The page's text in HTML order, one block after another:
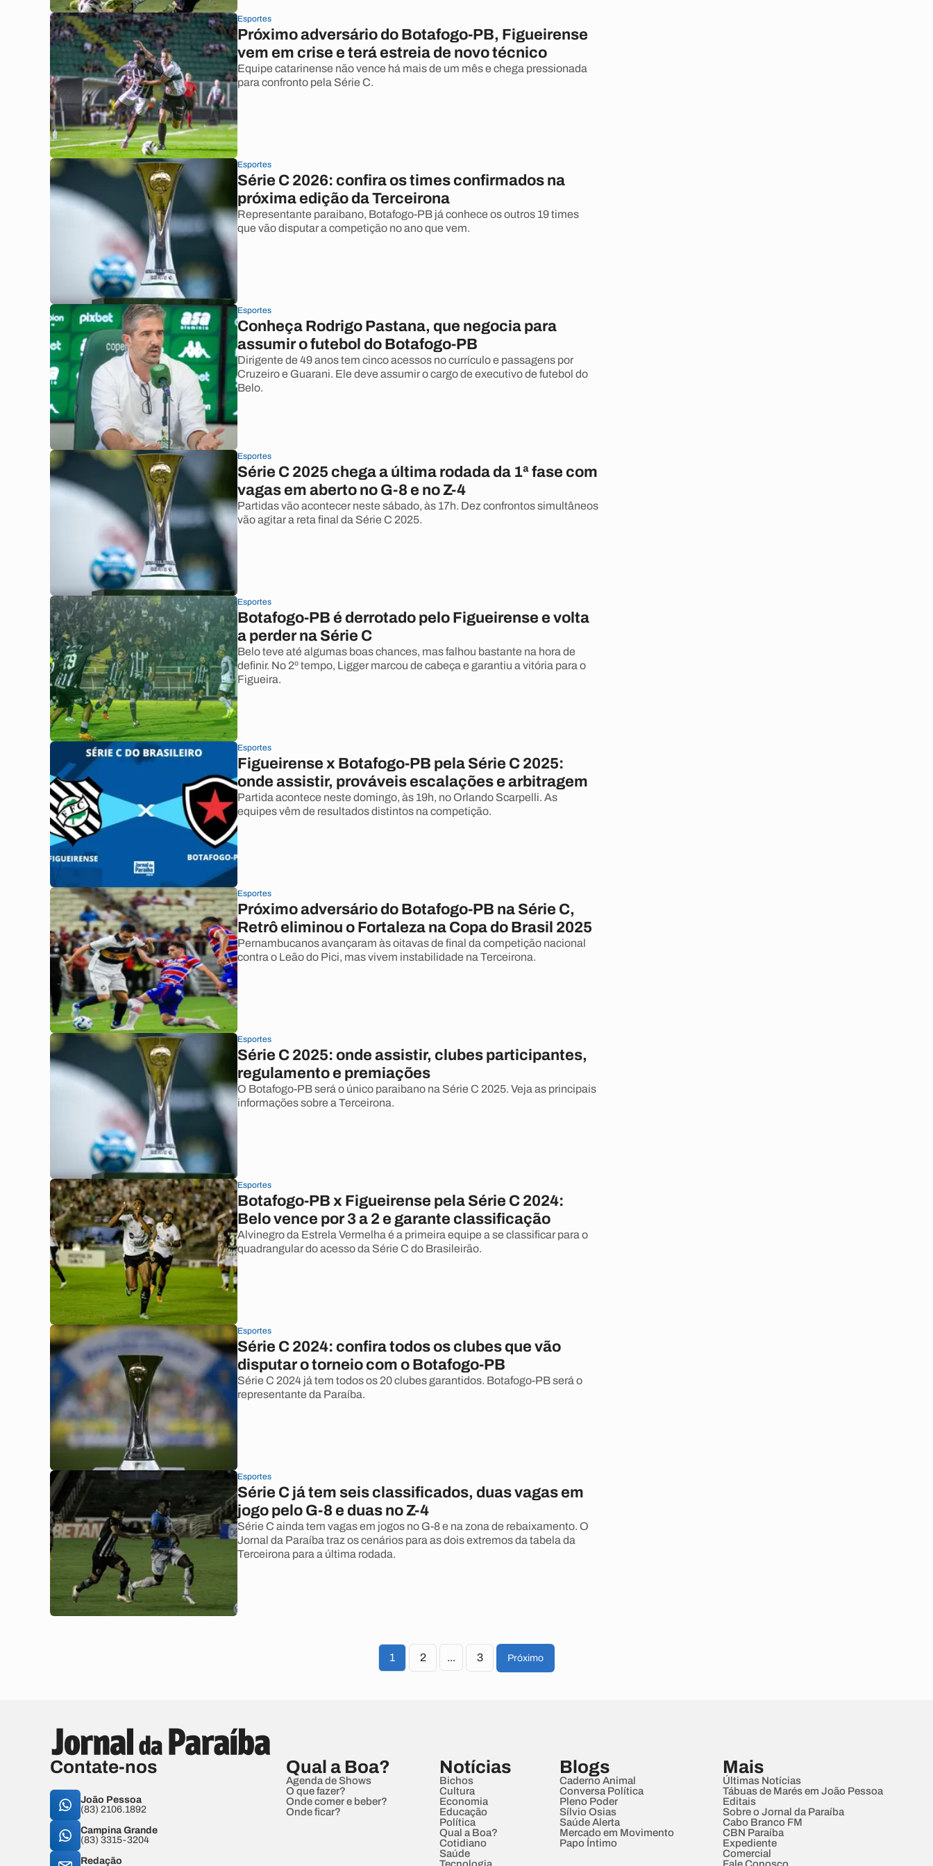
Esportes
Próximo adversário do Botafogo-PB, Figueirense
vem em crise e terá estreia de novo técnico
Equipe catarinense não vence há mais de um mês e chega pressionada
para confronto pela Série C.
Esportes
Série C 2026: confira os times confirmados na
próxima edição da Terceirona
Representante paraibano, Botafogo-PB já conhece os outros 19 times
que vão disputar a competição no ano que vem.
Esportes
Conheça Rodrigo Pastana, que negocia para
assumir o futebol do Botafogo-PB
Dirigente de 49 anos tem cinco acessos no currículo e passagens por
Cruzeiro e Guarani. Ele deve assumir o cargo de executivo de futebol do
Belo.
Esportes
Série C 2025 chega a última rodada da 1ª fase com
vagas em aberto no G-8 e no Z-4
Partidas vão acontecer neste sábado, às 17h. Dez confrontos simultâneos
vão agitar a reta final da Série C 2025.
Esportes
Botafogo-PB é derrotado pelo Figueirense e volta
a perder na Série C
Belo teve até algumas boas chances, mas falhou bastante na hora de
definir. No 2º tempo, Ligger marcou de cabeça e garantiu a vitória para o
Figueira.
Esportes
Figueirense x Botafogo-PB pela Série C 2025:
onde assistir, prováveis escalações e arbitragem
Partida acontece neste domingo, às 19h, no Orlando Scarpelli. As
equipes vêm de resultados distintos na competição.
Esportes
Próximo adversário do Botafogo-PB na Série C,
Retrô eliminou o Fortaleza na Copa do Brasil 2025
Pernambucanos avançaram às oitavas de final da competição nacional
contra o Leão do Pici, mas vivem instabilidade na Terceirona.
Esportes
Série C 2025: onde assistir, clubes participantes,
regulamento e premiações
O Botafogo-PB será o único paraibano na Série C 2025. Veja as principais
informações sobre a Terceirona.
Esportes
Botafogo-PB x Figueirense pela Série C 2024:
Belo vence por 3 a 2 e garante classificação
Alvinegro da Estrela Vermelha é a primeira equipe a se classificar para o
quadrangular do acesso da Série C do Brasileirão.
Esportes
Série C 2024: confira todos os clubes que vão
disputar o torneio com o Botafogo-PB
Série C 2024 já tem todos os 20 clubes garantidos. Botafogo-PB será o
representante da Paraíba.
Esportes
Série C já tem seis classificados, duas vagas em
jogo pelo G-8 e duas no Z-4
Série C ainda tem vagas em jogos no G-8 e na zona de rebaixamento. O
Jornal da Paraíba traz os cenários para as dois extremos da tabela da
Terceirona para a última rodada.
1 2 ... 3 Próximo
Contate-nos
João Pessoa
(83) 2106.1892
Campina Grande
(83) 3315-3204
Redação
Qual a Boa?
Agenda de Shows
O que fazer?
Onde comer e beber?
Onde ficar?
Notícias
Bichos
Cultura
Economia
Educação
Política
Qual a Boa?
Cotidiano
Saúde
Blogs
Caderno Animal
Conversa Política
Pleno Poder
Sílvio Osias
Saúde Alerta
Mercado em Movimento
Papo Íntimo
Mais
Últimas Notícias
Tábuas de Marés em João Pessoa
Editais
Sobre o Jornal da Paraíba
Cabo Branco FM
CBN Paraíba
Expediente
Comercial